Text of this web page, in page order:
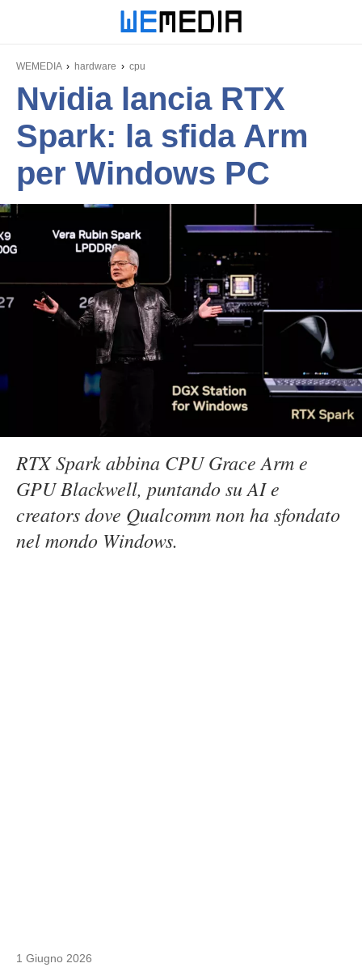
WEMEDIA hardware cpu
Nvidia lancia RTX
Spark: la sfida Arm
per Windows PC
RTX Spark abbina CPU Grace Arm e
GPU Blackwell, puntando su AI e
creators dove Qualcomm non ha sfondato
nel mondo Windows.
1 Giugno 2026